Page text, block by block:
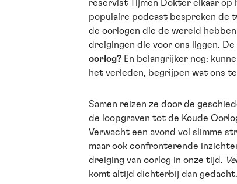
reservist Tijmen Dokter elkaar op
populaire podcast bespreken de
de oorlogen die de wereld
dreigingen die voor ons liggen.
oorlog? En belangrijker nog:
het verleden, begrijpen wat ons
Samen reizen ze door de
de loopgraven tot de Koude
Verwacht een avond vol slimme
maar ook confronterende
dreiging van oorlog in onze tijd.
komt altijd dichterbij dan gedacht.